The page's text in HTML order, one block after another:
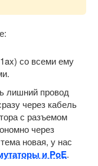
со всеми ему
лишний провод
через кабель
с разъемом
через
новая, у нас
и PoE.